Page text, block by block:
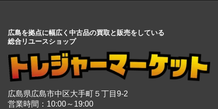
広島を拠点に幅広く中古品の買取と販売をしている
総合リユースショップ